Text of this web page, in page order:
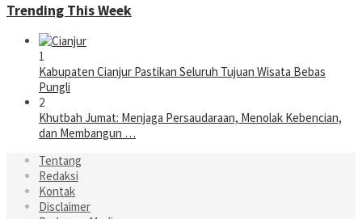
Trending This Week
1
Kabupaten Cianjur Pastikan Seluruh Tujuan Wisata Bebas
Pungli
2
Khutbah Jumat: Menjaga Persaudaraan, Menolak Kebencian,
dan Membangun …
Tentang
Redaksi
Kontak
Disclaimer